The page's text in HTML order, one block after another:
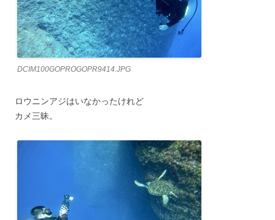
DCIM100GOPROGOPR9414.JPG
ロウニンアジはいなかったけれど
カメ三昧。